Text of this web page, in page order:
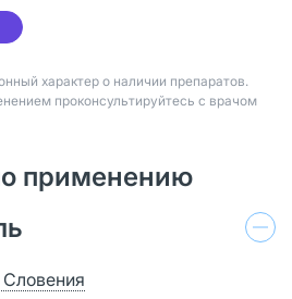
характер о наличии препаратов.
проконсультируйтесь с врачом
применению